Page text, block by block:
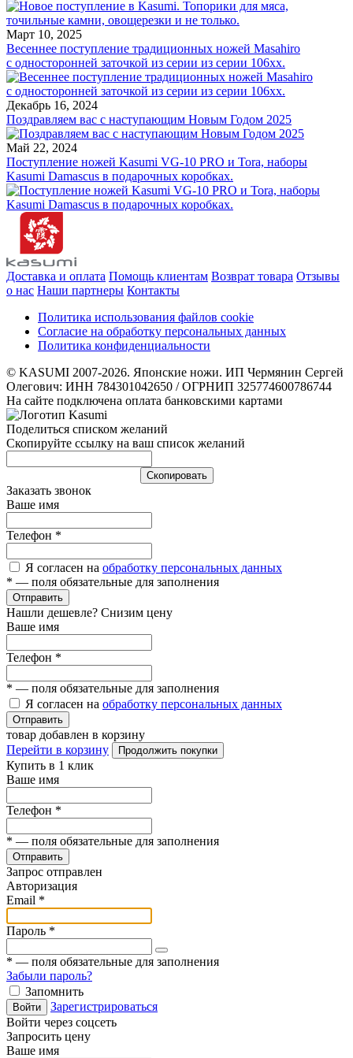
Март 10, 2025
Весеннее поступление традиционных ножей Masahiro
с односторонней заточкой из серии из серии 106хх.
Декабрь 16, 2024
Поздравляем вас с наступающим Новым Годом 2025
Май 22, 2024
Поступление ножей Kasumi VG-10 PRO и Tora, наборы
Kasumi Damascus в подарочных коробках.
Доставка и оплата Помощь клиентам Возврат товара Отзывы
о нас Наши партнеры Контакты
Политика использования файлов cookie
Согласие на обработку персональных данных
Политика конфиденциальности
© KASUMI 2007-2026. Японские ножи. ИП Чермянин Сергей
Олегович: ИНН 784301042650 / ОГРНИП 325774600786744
На сайте подключена оплата банковскими картами
Поделиться списком желаний
Скопируйте ссылку на ваш список желаний
Cкопировать
Заказать звонок
Ваше имя
Телефон *
Я согласен на обработку персональных данных
* — поля обязательные для заполнения
Отправить
Нашли дешевле? Снизим цену
Ваше имя
Телефон *
* — поля обязательные для заполнения
Я согласен на обработку персональных данных
Отправить
товар добавлен в корзину
Перейти в корзину
Продолжить покупки
Купить в 1 клик
Ваше имя
Телефон *
* — поля обязательные для заполнения
Отправить
Запрос отправлен
Авторизация
Email *
Пароль *
* — поля обязательные для заполнения
Забыли пароль?
Запомнить
Войти
Зарегистрироваться
Войти через соцсеть
Запросить цену
Ваше имя